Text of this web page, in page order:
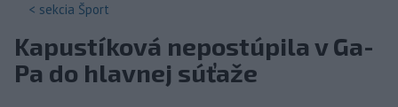
< sekcia Šport
Kapustíková nepostúpila v Ga-
Pa do hlavnej súťaže